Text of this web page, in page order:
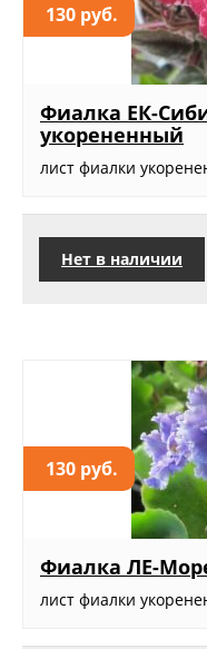
130 руб.
Фиалка ЕК-
укорененный
лист фиалки
Нет в наличии
130 руб.
Фиалка ЛЕ-
лист фиалки